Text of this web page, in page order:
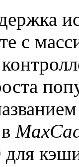
с
для